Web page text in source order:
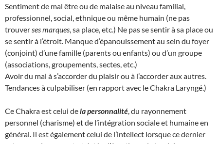
Sentiment de mal être ou de malaise au niveau familial,
professionnel, social, ethnique ou même humain (ne pas
trouverses marques, sa place, etc.) Ne pas se sentir à sa place ou
se sentir à l’étroit. Manque d’épanouissement au sein du foyer
(conjoint) d’une famille (parents ou enfants) ou d’un groupe
(associations, groupements, sectes, etc.)
Avoir du mal à s’accorder du plaisir ou à l’accorder aux autres.
Tendances à culpabiliser (en rapport avec le Chakra Laryngé.)
Ce Chakra est celui dela personnalité, du rayonnement
personnel (charisme) et de l’intégration sociale et humaine en
général. Il est également celui de l’intellect lorsque ce dernier